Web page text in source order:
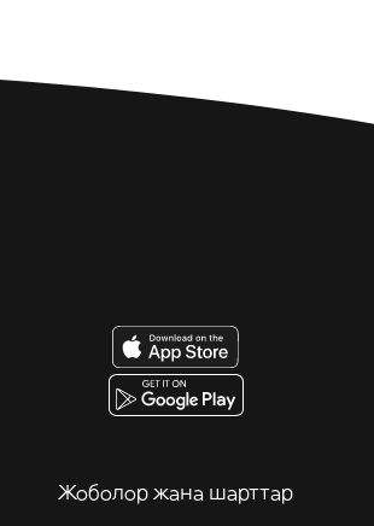
Жоболор жана шарттар